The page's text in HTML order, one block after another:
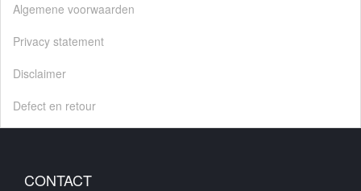
Algemene voorwaarden
Privacy statement
Disclaimer
Defect en retour
CONTACT